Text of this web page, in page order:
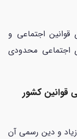
قوانین اجتماعی و
اجتماعی محدودی
قوانین کشور
زیاد و دین رسمی آن